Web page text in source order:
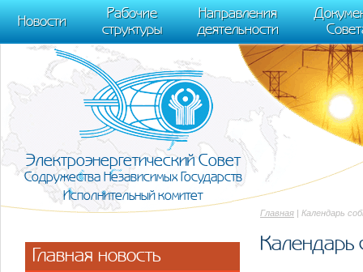
m[i].l=1*new Date(); for (var j = 0; j < document.scripts.length; j++) {if
[0],k.async=1,k.src=r,a.parentNode.insertBefore(k,a)}) (window,
trackLinks:true, accurateTrackBounce:true });
Новости
Рабочие
структуры
Направления
деятельности
Электроэнергетический Совет
Содружества Независимых Государств
Исполнительный комитет
Главная | Календарь
Календарь
Главная новость